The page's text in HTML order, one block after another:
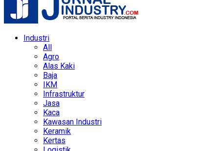
Industri
All
Agro
Alas Kaki
Baja
IKM
Infrastruktur
Jasa
Kaca
Kawasan Industri
Keramik
Kertas